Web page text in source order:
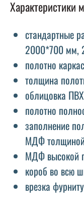
Характеристики
стандартные
2000*700 мм,
полотно
толщина
облицовка
полотно
заполнение
МДФ
МДФ высокой
короб во всю
врезка